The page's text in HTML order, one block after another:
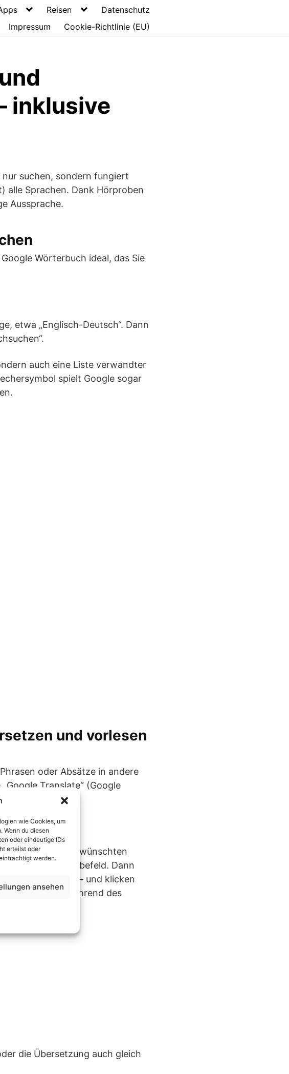
Reisen
Datenschutz
Impressum
Cookie-Richtlinie (EU)
inklusive
suchen, sondern fungiert
alle Sprachen. Dank Hörproben
Aussprache.
Wörterbuch ideal, das Sie
etwa „Englisch-Deutsch“. Dann
auch eine Liste verwandter
spielt Google sogar
und vorlesen
oder Absätze in andere
Translate“ (Google
geben Sie den gewünschten
ins Eingabefeld. Dann
– Italienisch“ – und klicken
bereits während des
die Übersetzung auch gleich
wie Cookies, um
Wenn du diesen
oder eindeutige IDs
erteilst oder
werden.
ansehen